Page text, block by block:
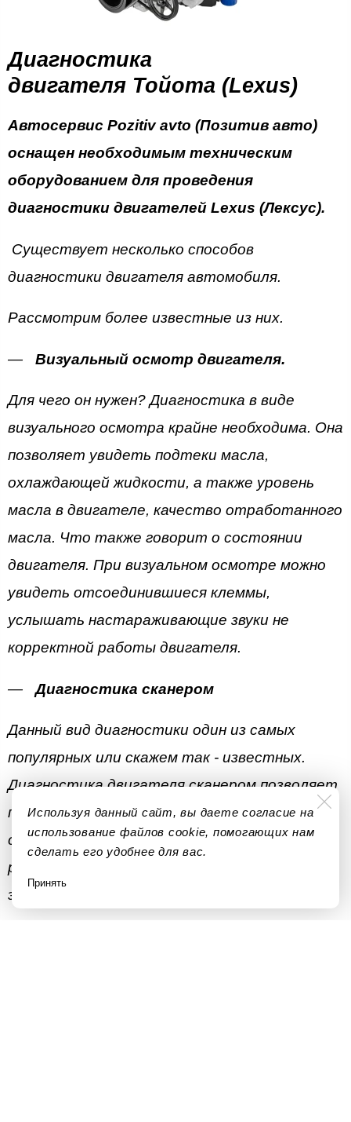
Диагностика
двигателя Тойота (Lexus)
Автосервис Pozitiv avto (Позитив авто)
оснащен необходимым техническим
оборудованием для проведения
диагностики двигателей Lexus (Лексус).
Существует несколько способов
диагностики двигателя автомобиля.
Рассмотрим более известные из них.
Визуальный осмотр двигателя.
Для чего он нужен? Диагностика в виде
визуального осмотра крайне необходима. Она
позволяет увидеть подтеки масла,
охлаждающей жидкости, а также уровень
масла в двигателе, качество отработанного
масла. Что также говорит о состоянии
двигателя. При визуальном осмотре можно
увидеть отсоединившиеся клеммы,
услышать настараживающие звуки не
корректной работы двигателя.
Диагностика сканером
Данный вид диагностики один из самых
популярных или скажем так - известных.
Диагностика двигателя сканером позволяет
прочитать и определить наличие ошибок в
системе, а также проверить параметры
работы двигателя и сравнить их с
эталонными.
Используя данный сайт, вы даете согласие на
использование файлов cookie, помогающих нам
сделать его удобнее для вас.
Принять